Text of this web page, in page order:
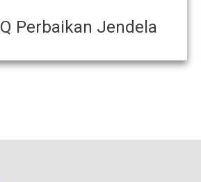
Perbaikan Jendela